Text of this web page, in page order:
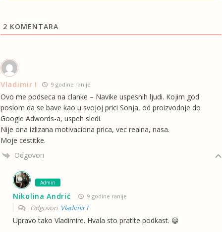
2 KOMENTARA
Vladimir I 9 godine ranije
Ovo me podseca na clanke – Navike uspesnih ljudi. Kojim god
poslom da se bave kao u svojoj prici Sonja, od proizvodnje do
Google Adwords-a, uspeh sledi.
Nije ona izlizana motivaciona prica, vec realna, nasa.
Moje cestitke.
Odgovori
Admin
Nikolina Andrić 9 godine ranije
Odgovori Vladimir I
Upravo tako Vladimire. Hvala sto pratite podkast. 😀